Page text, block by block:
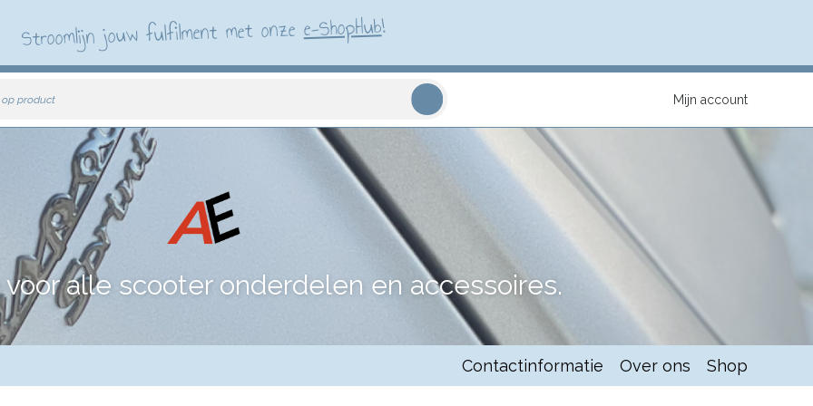
Stroomlijn jouw fulfilment met onzee-ShopHub!
op product Mijn account
alle scooter onderdelen en accessoires.
Contactinformatie Over ons Shop